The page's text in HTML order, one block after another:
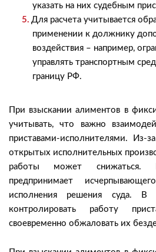
указать на них судебным
Для расчета учитывается
применении к должнику
воздействия – например,
управлять транспортным
границу РФ.
При взыскании алиментов в
учитывать, что важно
приставами-исполнителями. Из-
открытых исполнительных
работы может
предпринимает
исполнения решения суда. В
контролировать работу
своевременно обжаловать их